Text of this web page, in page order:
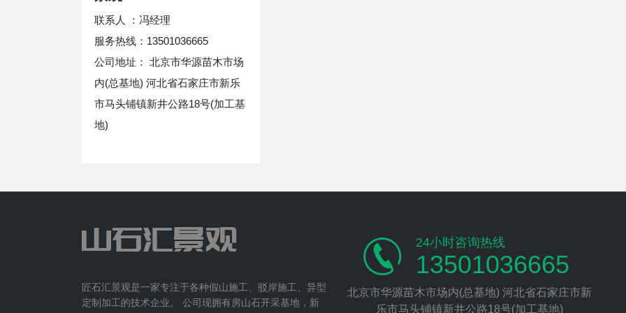
联系人 ：冯经理
服务热线：13501036665
公司地址： 北京市华源苗木市场
内(总基地) 河北省石家庄市新乐
市马头铺镇新井公路18号(加工基
地)
匠石汇景观是一家专注于各种假山施工、驳岸施工、异型
定制加工的技术企业。 公司现拥有房山石开采基地，新
24小时咨询热线
13501036665
北京市华源苗木市场内(总基地) 河北省石家庄市新
乐市马头铺镇新井公路18号(加工基地)